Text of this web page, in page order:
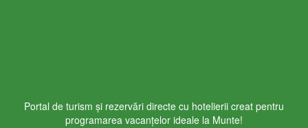
Portal de turism și rezervări directe cu hotelierii creat pentru
programarea vacanțelor ideale la Munte!